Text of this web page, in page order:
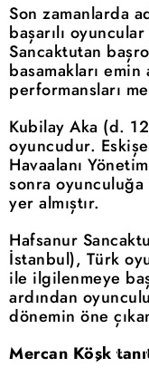
Son zamanlarda
başarılı
Sancaktutan
basamakları emin
performansları
Kubilay Aka (d.
oyuncudur.
Havaalanı
sonra oyunculuğa
yer almıştır.
Hafsanur
İstanbul), Türk
ile ilgilenmeye
ardından
dönemin öne
Mercan Köşk